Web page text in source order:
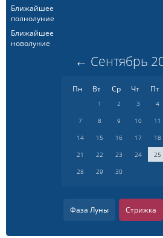
Ближайшее
полнолуние
Ближайшее
новолуние
← Сентябрь
Пн Вт Ср Чт Пт
1 2 3 4
7
8 9 10 11
14
15 16 17 18
21
22 23 24 25
28
29 30
Фаза Луны Стрижка